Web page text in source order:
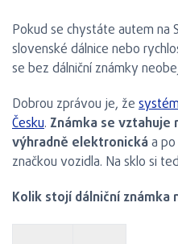
Pokud se chystáte autem na
slovenské dálnice nebo
se bez dálniční známky
Dobrou zprávou je, že
Česku. Známka se vztahuje
výhradně elektronickáa
značkou vozidla. Na sklo si
Kolik stojí dálniční známka